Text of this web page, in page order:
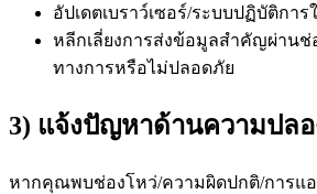
อัปเดตเบราว์เซอร์/ระบบปฏิบัติกา
หลีกเลี่ยงการส่งข้อมูลสำคัญผ่านช่
ทางการหรือไม่ปลอดภัย
3) แจ้งปัญหาด้านความปล
หากคุณพบช่องโหว่/ความผิดปกติ/การแอ